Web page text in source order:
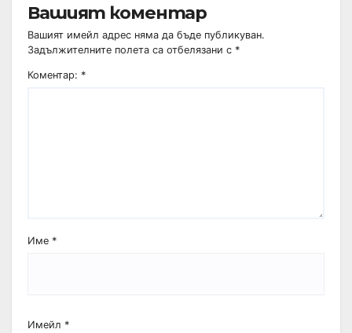
Вашият коментар
Вашият имейл адрес няма да бъде публикуван.
Задължителните полета са отбелязани с *
Коментар: *
Име *
Имейл *